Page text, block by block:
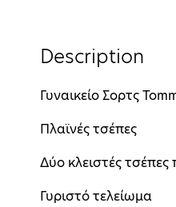
Description
Γυναικείο Σορτς
Πλαϊνές τσέπες
Δύο κλειστές τσέπες
Γυριστό τελείωμα